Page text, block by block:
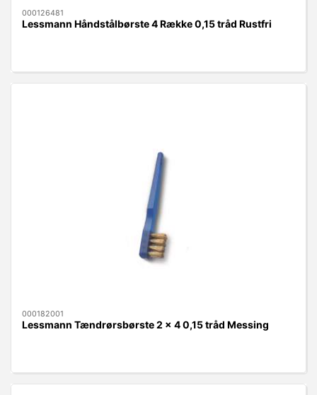
000126481
Lessmann Håndstålbørste 4 Række 0,15 tråd Rustfri
000182001
Lessmann Tændrørsbørste 2 x 4 0,15 tråd Messing